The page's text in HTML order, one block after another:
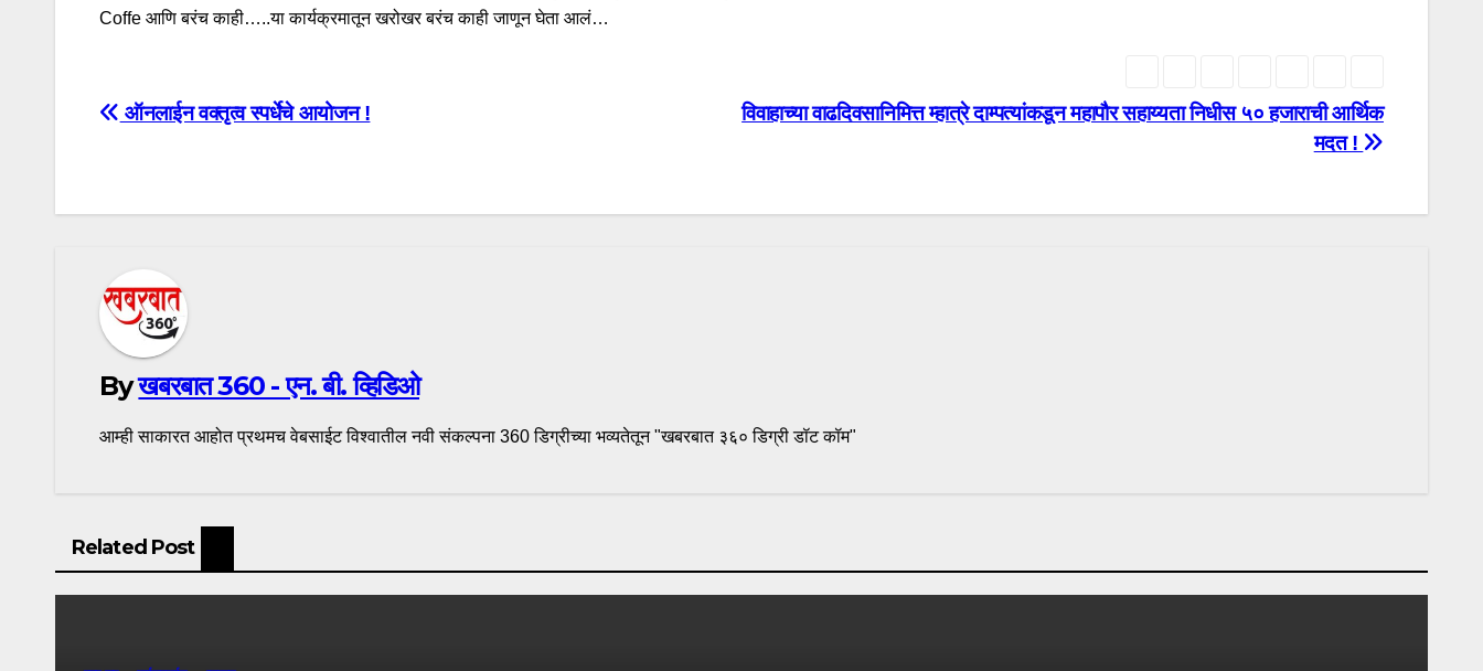
Coffe आणि बरंच काही…..या कार्यक्रमातून खरोखर बरंच काही जाणून घेता आलं…
Post
विवाहाच्या वाढदिवसानिमित्त म्हात्रे दाम्पत्यांकडून महापौर सहाय्यता निधीस ५० हजाराची आर्थिक
मदत !
ऑनलाईन वक्तृत्व स्पर्धेचे आयोजन !
Byखबरबात 360 - एन. बी. व्हिडिओ
आम्ही साकारत आहोत प्रथमच वेबसाईट विश्वातील नवी संकल्पना 360 डिग्रीच्या भव्यतेतून "खबरबात ३६० डिग्री डॉट कॉम"
Related Post